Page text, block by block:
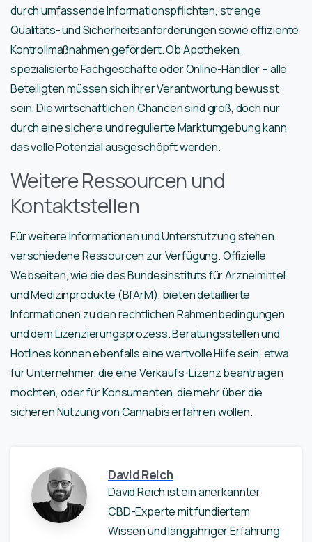
durch umfassende Informationspflichten, strenge
Qualitäts- und Sicherheitsanforderungen sowie effiziente
Kontrollmaßnahmen gefördert. Ob Apotheken,
spezialisierte Fachgeschäfte oder Online-Händler – alle
Beteiligten müssen sich ihrer Verantwortung bewusst
sein. Die wirtschaftlichen Chancen sind groß, doch nur
durch eine sichere und regulierte Marktumgebung kann
das volle Potenzial ausgeschöpft werden.
Weitere Ressourcen und
Kontaktstellen
Für weitere Informationen und Unterstützung stehen
verschiedene Ressourcen zur Verfügung. Offizielle
Webseiten, wie die des Bundesinstituts für Arzneimittel
und Medizinprodukte (BfArM), bieten detaillierte
Informationen zu den rechtlichen Rahmenbedingungen
und dem Lizenzierungsprozess. Beratungsstellen und
Hotlines können ebenfalls eine wertvolle Hilfe sein, etwa
für Unternehmer, die eine Verkaufs-Lizenz beantragen
möchten, oder für Konsumenten, die mehr über die
sicheren Nutzung von Cannabis erfahren wollen.
David Reich
David Reich ist ein anerkannter
CBD-Experte mit fundiertem
Wissen und langjähriger Erfahrung